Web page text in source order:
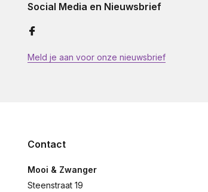
Social Media en Nieuwsbrief
Meld je aan voor onze nieuwsbrief
Contact
Mooi & Zwanger
Steenstraat 19